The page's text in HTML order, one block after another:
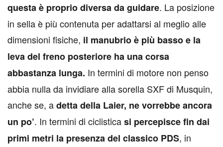
questa è proprio diversa da guidare. La posizione
in sella è più contenuta per adattarsi al meglio alle
dimensioni fisiche, il manubrio è più basso e la
leva del freno posteriore ha una corsa
abbastanza lunga. In termini di motore non penso
abbia nulla da invidiare alla sorella SXF di Musquin,
anche se, adetta della Laier, ne vorrebbe ancora
un po’. In termini di ciclisticasi percepisce fin dai
primi metri la presenza del classico PDS, in